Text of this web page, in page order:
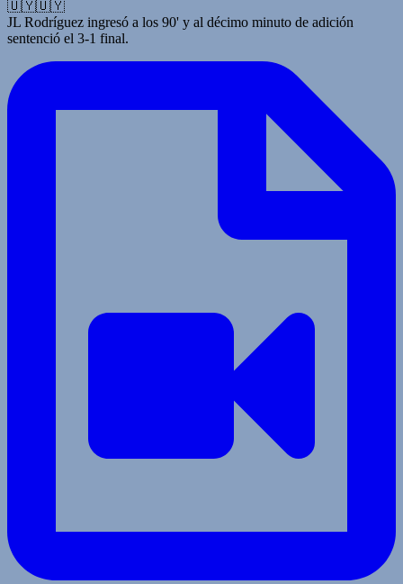
🇺🇾🇺🇾
JL Rodríguez ingresó a los 90' y al décimo minuto de adición
sentenció el 3-1 final.